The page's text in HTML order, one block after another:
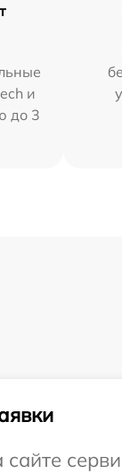
и
до 3
сайте